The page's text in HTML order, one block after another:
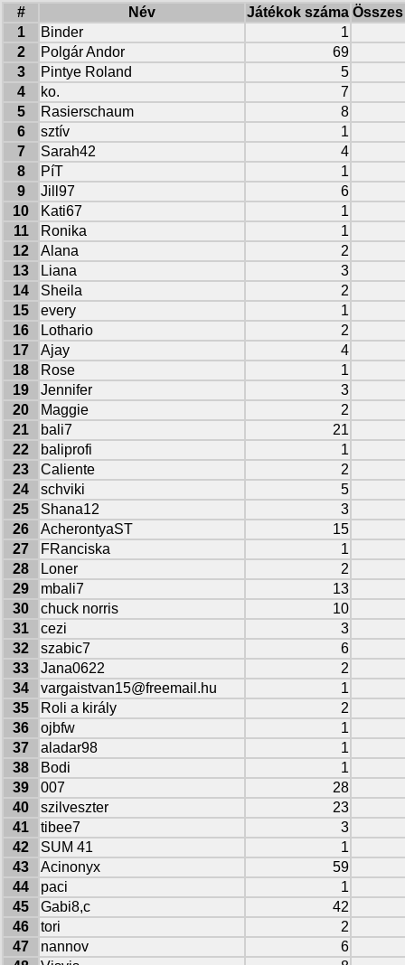
# Név Játékok száma
1
Binder
1
2
Polgár Andor
69
3
Pintye Roland
5
4
ko.
7
5
Rasierschaum
8
6
sztív
1
7
Sarah42
4
8
PíT
1
9
Jill97
6
10
Kati67
1
11
Ronika
1
12
Alana
2
13
Liana
3
14
Sheila
2
15
every
1
16
Lothario
2
17
Ajay
4
18
Rose
1
19
Jennifer
3
20
Maggie
2
21
bali7
21
22
baliprofi
1
23
Caliente
2
24
schviki
5
25
Shana12
3
26
AcherontyaST
15
27
FRanciska
1
28
Loner
2
29
mbali7
13
30
chuck norris
10
31
cezi
3
32
szabic7
6
33
Jana0622
2
34
vargaistvan15@freemail.hu
1
35
Roli a király
2
36
ojbfw
1
37
aladar98
1
38
Bodi
1
39
007
28
40
szilveszter
23
41
tibee7
3
42
SUM 41
1
43
Acinonyx
59
44
paci
1
45
Gabi8,c
42
46
tori
2
47
nannov
6